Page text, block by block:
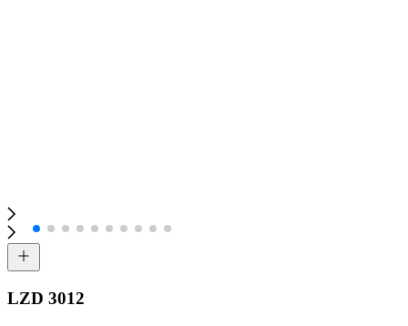
LZD 3012